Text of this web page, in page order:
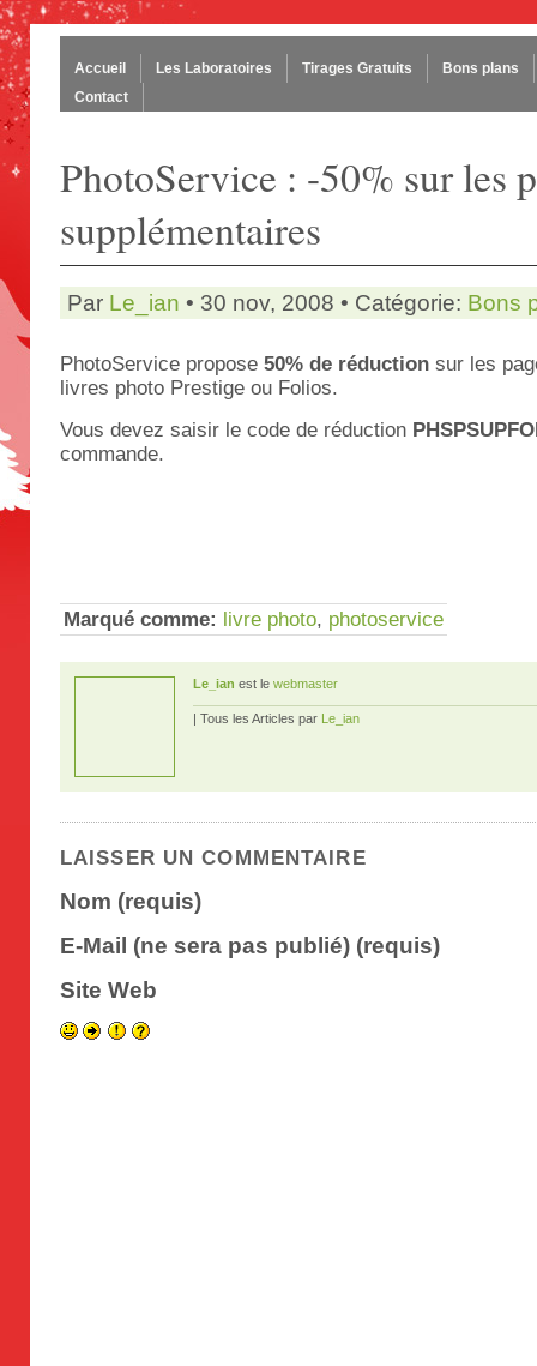
Accueil Les Laboratoires Tirages Gratuits
Bons plans
Contact
PhotoService : -50% sur les
supplémentaires
Par Le_ian • 30 nov, 2008 • Catégorie: Bons
PhotoService propose 50% de réduction sur les
livres photo Prestige ou Folios.
Vous devez saisir le code de réduction
commande.
Marqué comme: livre photo, photoservice
Le_ian est le webmaster
| Tous les Articles par Le_ian
LAISSER UN COMMENTAIRE
Nom (requis)
E-Mail (ne sera pas publié) (requis)
Site Web